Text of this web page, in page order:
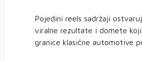
Pojedini reels sadržaji
viralne rezultate i domete koji
granice klasične automotive